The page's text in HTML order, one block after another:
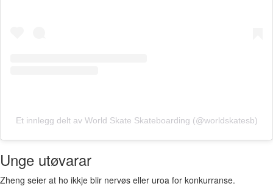
Et innlegg delt av World Skate Skateboarding (@worldskatesb)
Unge utøvarar
Zheng seier at ho ikkje blir nervøs eller uroa for konkurranse.